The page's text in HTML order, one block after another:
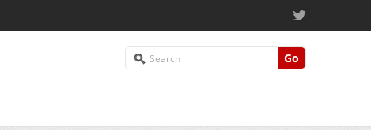
Go